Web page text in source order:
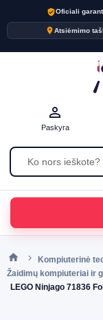
verified_userOficiali
placeAtsiėmimo
person_outline
Paskyra
Kompiuterinė
Žaidimų kompiuteriai ir
LEGO Ninjago 71836